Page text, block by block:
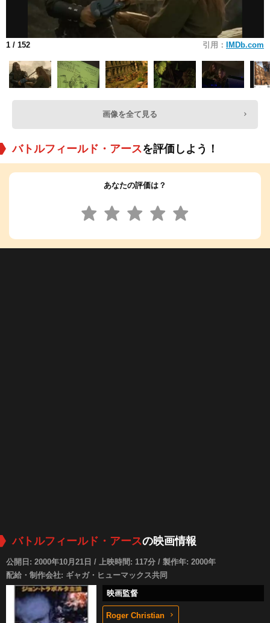
1 / 152 引用： IMDb.com
画像を全て見る
バトルフィールド・アースを評価しよう！
あなたの評価は？
バトルフィールド・アースの映画情報
公開日: 2000年10月21日 / 上映時間: 117分 / 製作年: 2000年
配給・制作会社: ギャガ・ヒューマックス共同
映画監督
Roger Christian